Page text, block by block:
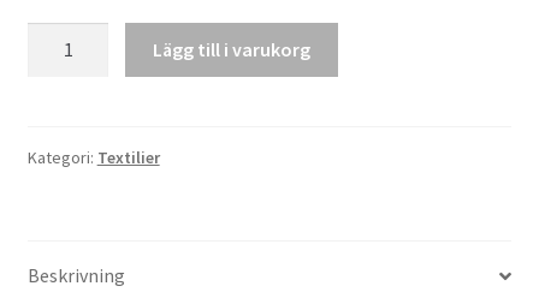
Lägg till i varukorg
Kategori: Textilier
Beskrivning